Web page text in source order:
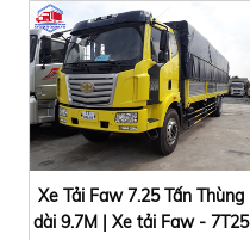
Xe Tải Faw 7.25 Tấn Thùng
dài 9.7M | Xe tải Faw - 7T25